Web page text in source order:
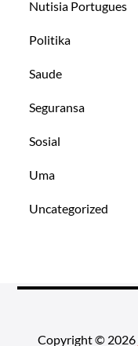
Nutisia Portugues
Politika
Saude
Seguransa
Sosial
Uma
Uncategorized
Copyright © 2026